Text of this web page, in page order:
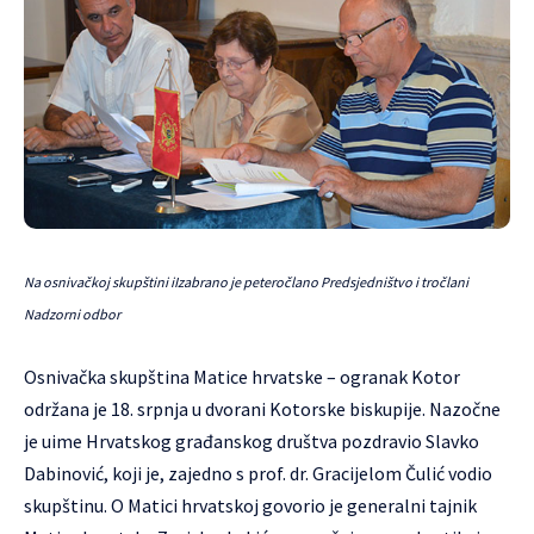
Na osnivačkoj skupštini iIzabrano je peteročlano Predsjedništvo i tročlani
Nadzorni odbor
Osnivačka skupština Matice hrvatske – ogranak Kotor
održana je 18. srpnja u dvorani Kotorske biskupije. Nazočne
je uime Hrvatskog građanskog društva pozdravio Slavko
Dabinović, koji je, zajedno s prof. dr. Gracijelom Čulić vodio
skupštinu. O Matici hrvatskoj govorio je generalni tajnik